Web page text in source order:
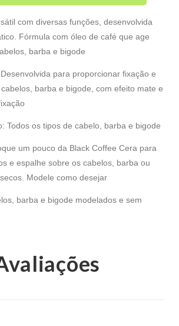
com diversas funções, desenvolvida
Fórmula com óleo de café que age
barba e bigode
para proporcionar fixação e
barba e bigode, com efeito mate e
Todos os tipos de cabelo, barba e bigode
um pouco da Black Coffee Cera para
e espalhe sobre os cabelos, barba ou
Modele como desejar
barba e bigode modelados e sem